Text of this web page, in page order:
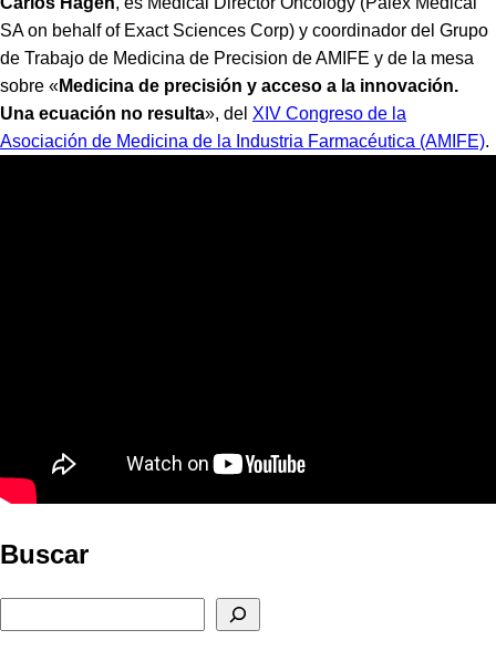
SA on behalf of Exact Sciences Corp) y coordinador del Grupo
de Trabajo de Medicina de Precision de AMIFE y de la mesa
sobre «Medicina de precisión y acceso a la innovación.
Una ecuación no resulta», del XIV Congreso de la
Asociación de Medicina de la Industria Farmacéutica (AMIFE).
Buscar